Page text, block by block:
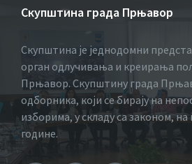
Скупштина града Прњавор
Скупштина је једнодомни
орган одлучивања и креирања
Прњавор. Скупштину града
одборника, који се бирају на
изборима, у складу са законом,
године.